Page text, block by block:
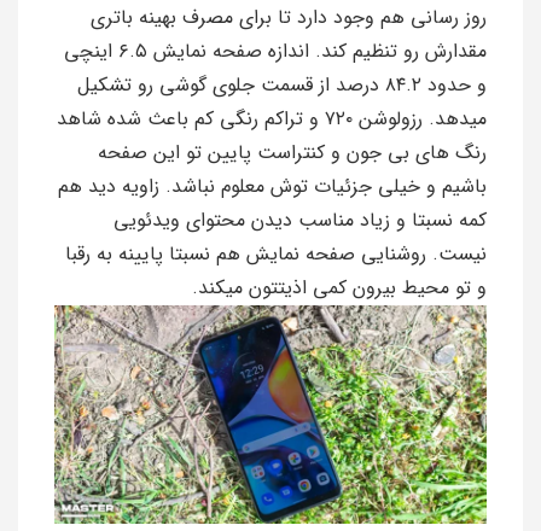
روز رسانی هم وجود دارد تا برای مصرف بهینه باتری
مقدارش رو تنظیم کند. اندازه صفحه نمایش ۶.۵ اینچی
و حدود ۸۴.۲ درصد از قسمت جلوی گوشی رو تشکیل
میدهد. رزولوشن ۷۲۰ و تراکم رنگی کم باعث شده شاهد
رنگ های بی جون و کنتراست پایین تو این صفحه
باشیم و خیلی جزئیات توش معلوم نباشد. زاویه دید هم
کمه نسبتا و زیاد مناسب دیدن محتوای ویدئویی
نیست. روشنایی صفحه نمایش هم نسبتا پایینه به رقبا
و تو محیط بیرون کمی ا‌ذیتتون میکند.